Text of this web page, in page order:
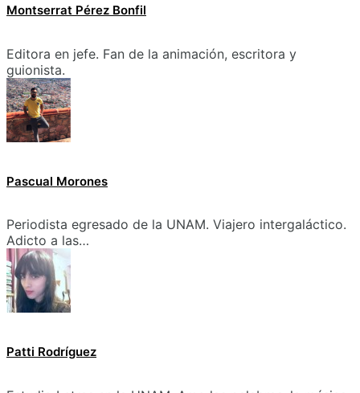
Montserrat Pérez Bonfil
Editora en jefe. Fan de la animación, escritora y
guionista.
Pascual Morones
Periodista egresado de la UNAM. Viajero intergaláctico.
Adicto a las…
Patti Rodríguez